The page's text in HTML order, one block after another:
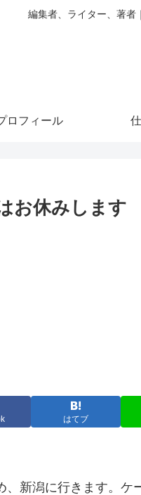
編集者、ライター、著者
ロフィール
お休みします
はてブ
新潟に行きます。ケ